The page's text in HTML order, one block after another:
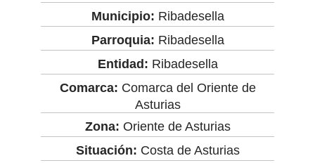
Municipio: Ribadesella
Parroquia: Ribadesella
Entidad: Ribadesella
Comarca: Comarca del Oriente de
Asturias
Zona: Oriente de Asturias
Situación: Costa de Asturias